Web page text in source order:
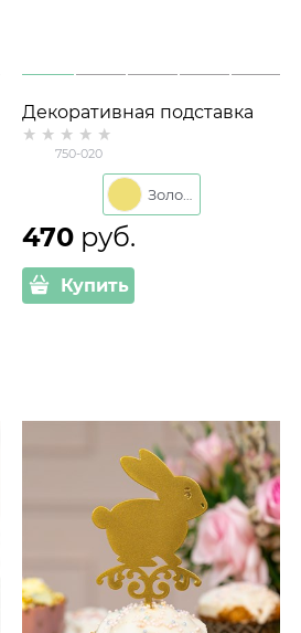
Декоративная подставка
для пасхальных яиц 750-
020 металл
750-020
Золото
470 руб.
Купить